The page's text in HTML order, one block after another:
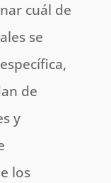
cuál de
se
de
y
los